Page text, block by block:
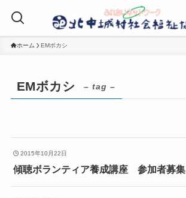
ホーム EMボカシ
EMボカシ – tag –
2015年10月22日
傾聴ボランティア養成講座 参加者募集